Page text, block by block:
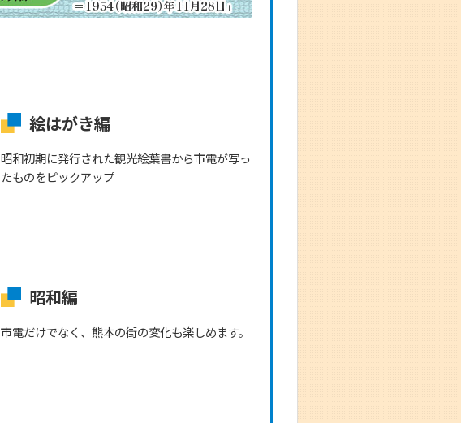
絵はがき編
昭和初期に発行された観光絵葉書から市電が写っ
たものをピックアップ
昭和編
市電だけでなく、熊本の街の変化も楽しめます。